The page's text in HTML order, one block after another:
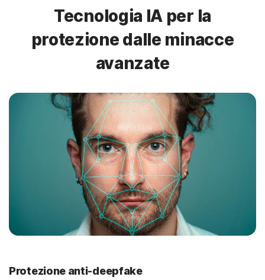
Tecnologia IA per la
protezione dalle minacce
avanzate
Protezione anti-deepfake